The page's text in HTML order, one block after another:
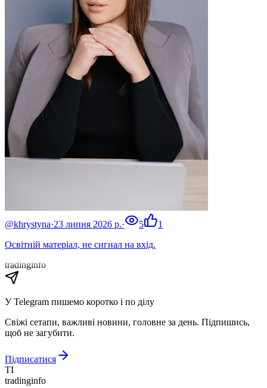
@khrystyna·23 липня 2026 р.· 5
1
Освітній матеріал, не сигнал на вхід.
tradinginfo
У Telegram пишемо коротко і по ділу
Свіжі сетапи, важливі новини, головне за день. Підпишись,
щоб не загубити.
Підписатися
TI
tradinginfo